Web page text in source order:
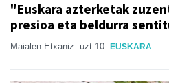
"Euskara azterketak
presioa eta beldurra
Maialen Etxaniz uzt 10 EUSKARA